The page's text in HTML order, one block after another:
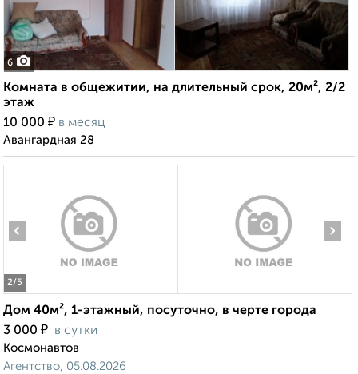
6
Комната в общежитии, на длительный срок, 20м², 2/2
этаж
10 000 ₽ в месяц
Авангардная 28
2/5
‹ ›
Дом 40м², 1-этажный, посуточно, в черте города
3 000 ₽ в сутки
Космонавтов
Агентство, 05.08.2026